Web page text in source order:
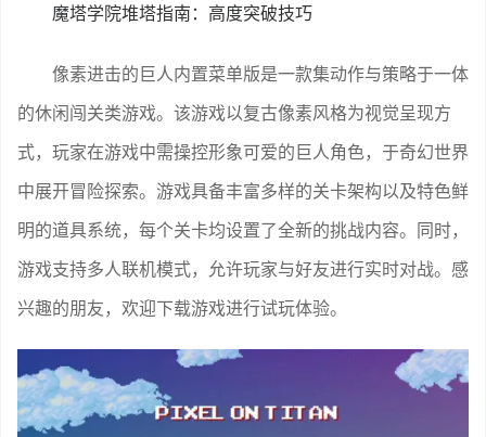
魔塔学院堆塔指南：高度突破技巧
像素进击的巨人内置菜单版是一款集动作与策略于一体
的休闲闯关类游戏。该游戏以复古像素风格为视觉呈现方
式，玩家在游戏中需操控形象可爱的巨人角色，于奇幻世界
中展开冒险探索。游戏具备丰富多样的关卡架构以及特色鲜
明的道具系统，每个关卡均设置了全新的挑战内容。同时，
游戏支持多人联机模式，允许玩家与好友进行实时对战。感
兴趣的朋友，欢迎下载游戏进行试玩体验。